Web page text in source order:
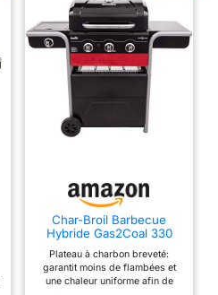
sur un bouton. Grilles de
cuisson en fonte avec
revêtement en porcelaine
durable - Résistantes à la
rouille et faciles à
nettoyer. Jauge de
température sur le
couvercle - Contrôlez la
de votre barbecue.
Char-Broil Barbecue
Hybride Gas2Coal 330
Bois
Plateau à charbon breveté:
garantit moins de flambées et
une chaleur uniforme afin de